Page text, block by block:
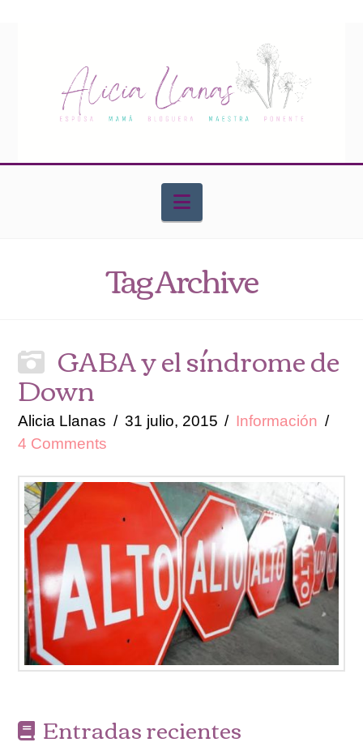
Navigation
Tag Archive
GABA y el síndrome de
Down
Alicia Llanas 31 julio, 2015
Información
4 Comments
Entradas recientes